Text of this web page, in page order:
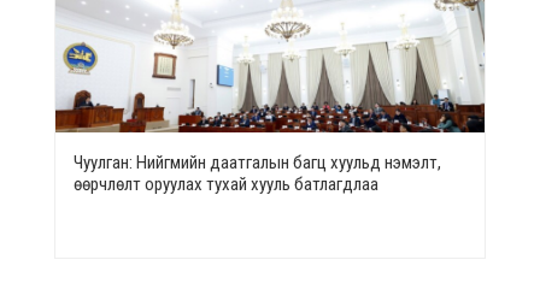
Чуулган: Нийгмийн даатгалын багц хуульд нэмэлт,
өөрчлөлт оруулах тухай хууль батлагдлаа